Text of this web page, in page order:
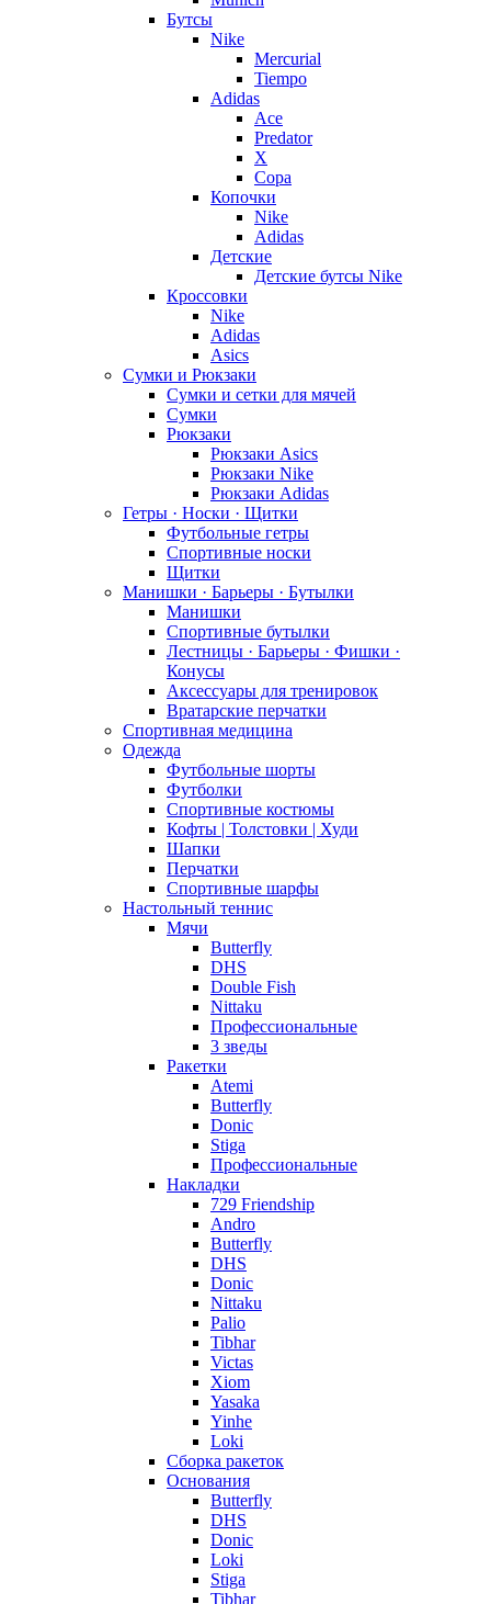
Бутсы
Nike
Mercurial
Tiempo
Adidas
Ace
Predator
X
Copa
Копочки
Nike
Adidas
Детские
Детские бутсы Nike
Кроссовки
Nike
Adidas
Asics
Сумки и Рюкзаки
Сумки и сетки для мячей
Сумки
Рюкзаки
Рюкзаки Asics
Рюкзаки Nike
Рюкзаки Adidas
Гетры · Носки · Щитки
Футбольные гетры
Спортивные носки
Щитки
Манишки · Барьеры · Бутылки
Манишки
Спортивные бутылки
Лестницы · Барьеры · Фишки ·
Конусы
Аксессуары для тренировок
Вратарские перчатки
Спортивная медицина
Одежда
Футбольные шорты
Футболки
Спортивные костюмы
Кофты | Толстовки | Худи
Шапки
Перчатки
Спортивные шарфы
Настольный теннис
Мячи
Butterfly
DHS
Double Fish
Nittaku
Профессиональные
3 зведы
Ракетки
Atemi
Butterfly
Donic
Stiga
Профессиональные
Накладки
729 Friendship
Andro
Butterfly
DHS
Donic
Nittaku
Palio
Tibhar
Victas
Xiom
Yasaka
Yinhe
Loki
Сборка ракеток
Основания
Butterfly
DHS
Donic
Loki
Stiga
Tibhar